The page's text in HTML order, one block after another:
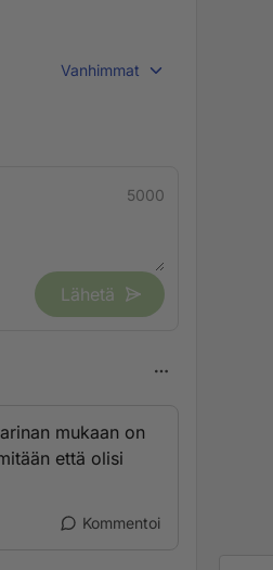
Vanhimmat
5000
Lähetä
mukaan on
että olisi
Kommentoi